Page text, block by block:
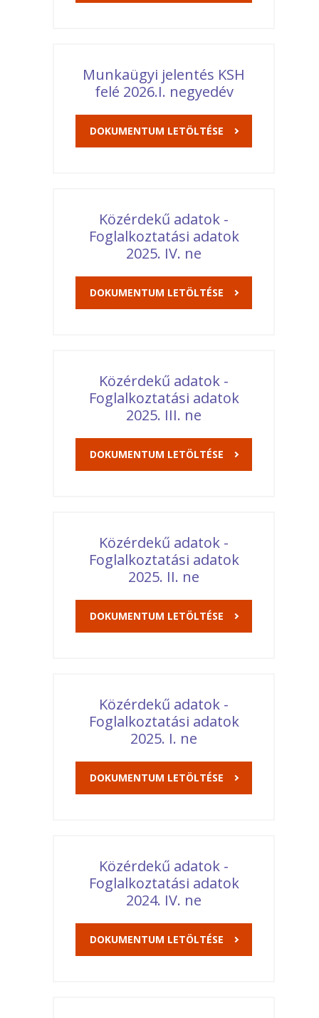
Munkaügyi jelentés KSH
felé 2026.I. negyedév
DOKUMENTUM LETÖLTÉSE
Közérdekű adatok -
Foglalkoztatási adatok
2025. IV. ne
DOKUMENTUM LETÖLTÉSE
Közérdekű adatok -
Foglalkoztatási adatok
2025. III. ne
DOKUMENTUM LETÖLTÉSE
Közérdekű adatok -
Foglalkoztatási adatok
2025. II. ne
DOKUMENTUM LETÖLTÉSE
Közérdekű adatok -
Foglalkoztatási adatok
2025. I. ne
DOKUMENTUM LETÖLTÉSE
Közérdekű adatok -
Foglalkoztatási adatok
2024. IV. ne
DOKUMENTUM LETÖLTÉSE